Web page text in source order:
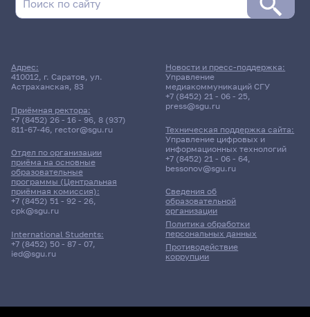
Поиск по дате
Организатор конференции:
заочная очная
заочная
Адрес:
410012, г. Саратов, ул.
Астраханская, 83
Приёмная ректора:
+7 (8452) 26 - 16 - 96, 8 (937)
811-67-46, rector@sgu.ru
Отдел по организации
приёма на основные
образовательные
программы (Центральная
приёмная комиссия):
+7 (8452) 51 - 92 - 26,
cpk@sgu.ru
International Students:
+7 (8452) 50 - 87 - 07,
ied@sgu.ru
Сведения об
образовательной
организации
Политика обработки
персональных данных
Противодействие
коррупции
Новости и пресс-поддержка:
Управление
медиакоммуникаций СГУ
+7 (8452) 21 - 06 - 25,
press@sgu.ru
Техническая поддержка сайта:
Управление цифровых и
информационных технологий
+7 (8452) 21 - 06 - 64,
bessonov@sgu.ru